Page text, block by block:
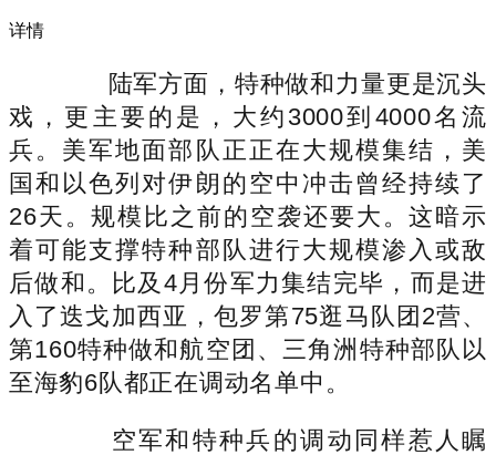
详情
陆军方面，特种做和力量更是沉头
戏，更主要的是，大约3000到4000名流
兵。美军地面部队正正在大规模集结，美
国和以色列对伊朗的空中冲击曾经持续了
26天。规模比之前的空袭还要大。这暗示
着可能支撑特种部队进行大规模渗入或敌
后做和。比及4月份军力集结完毕，而是进
入了迭戈加西亚，包罗第75逛马队团2营、
第160特种做和航空团、三角洲特种部队以
至海豹6队都正在调动名单中。
空军和特种兵的调动同样惹人瞩